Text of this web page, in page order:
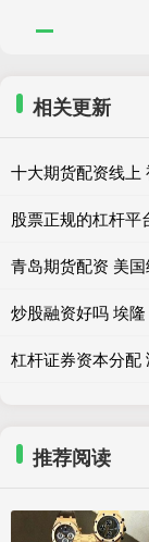
相关更新
推荐阅读